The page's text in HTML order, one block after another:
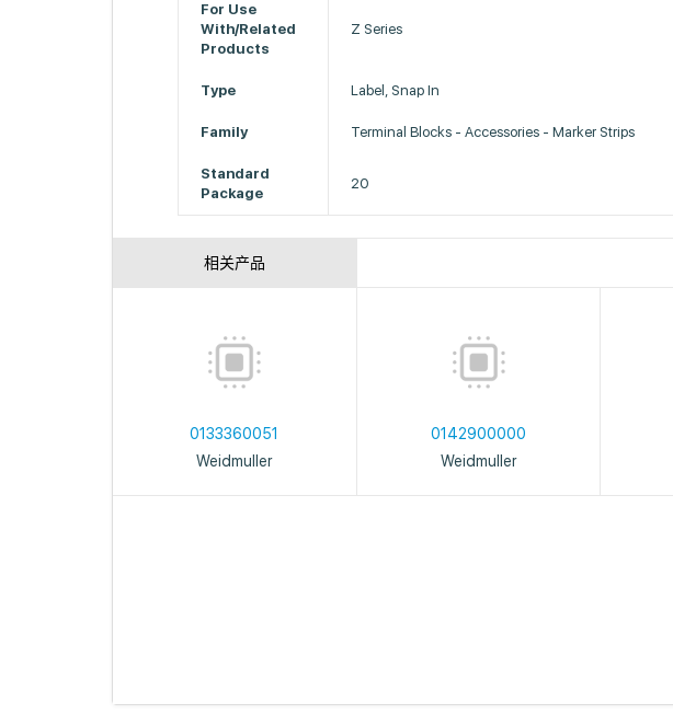
For Use
With/Related
Products
Z Series
Type Label, Snap In
Family Terminal Blocks - Accessories - Marker Strips
Standard
Package
20
相关产品
0133360051
Weidmuller
0142900000
Weidmuller